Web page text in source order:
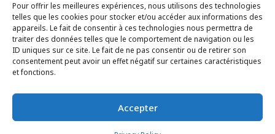
Pour offrir les meilleures expériences, nous utilisons des technologies
telles que les cookies pour stocker et/ou accéder aux informations des
appareils. Le fait de consentir à ces technologies nous permettra de
traiter des données telles que le comportement de navigation ou les
ID uniques sur ce site. Le fait de ne pas consentir ou de retirer son
consentement peut avoir un effet négatif sur certaines caractéristiques
et fonctions.
Accepter
POLITYKA DANYCH
HTML SITEMAP